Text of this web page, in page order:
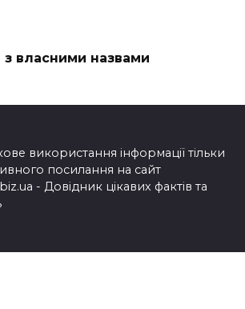
з власними назвами
використання інформації тільки
посилання на сайт
- Довідник цікавих фактів та